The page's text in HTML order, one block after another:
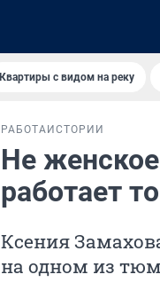
Квартиры с видом на реку
РАБОТА ИСТОРИИ
Не
работает
Ксения
на одном из